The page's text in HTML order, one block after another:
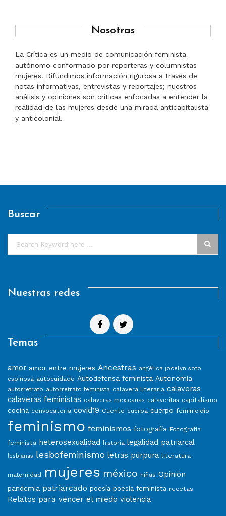
Nosotras
La Crítica es un medio de comunicación feminista
autónomo conformado por reporteras y columnistas
mujeres. Difundimos información rigurosa a través de
notas informativas, entrevistas y reportajes; nuestros
análisis y opiniones son críticas enfocadas a entender la
realidad de las mujeres desde una mirada anticapitalista
y anticolonial.
Buscar
Nuestras redes
Temas
amor amor entre mujeres Ancestras angélica jocelyn soto
espinosa autocuidado Autodefensa feminista Autonomía
autorretrato autorretrato feminista calavera literaria calaveras
calaveras feministas calaveras mexicanas calaveritas capitalismo
cocina convocatoria covid19 Cuento cuerpa cuerpo feminicidio
feminismo feminismos fotografía Fotografía
feminista heterosexualidad historia legalidad patriarcal
lesbianas lesbofeminismo letras púrpura literatura
maternidad mujeres méxico niñas Opinión
pandemia patriarcado poesía poesía feminista recetas
Relatos para vencer el miedo violencia